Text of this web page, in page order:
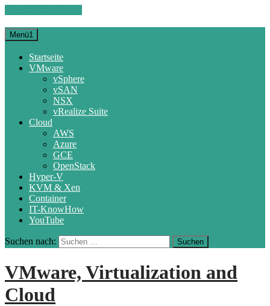
Menü1
Startseite
VMware
vSphere
vSAN
NSX
vRealize Suite
Cloud
AWS
Azure
GCE
OpenStack
Hyper-V
KVM & Xen
Container
IT-KnowHow
YouTube
Suchen nach:
VMware, Virtualization and
Cloud